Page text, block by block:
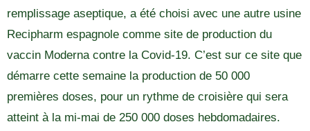
remplissage aseptique, a été choisi avec une autre usine
Recipharm espagnole comme site de production du
vaccin Moderna contre la Covid-19. C’est sur ce site que
démarre cette semaine la production de 50 000
premières doses, pour un rythme de croisière qui sera
atteint à la mi-mai de 250 000 doses hebdomadaires.